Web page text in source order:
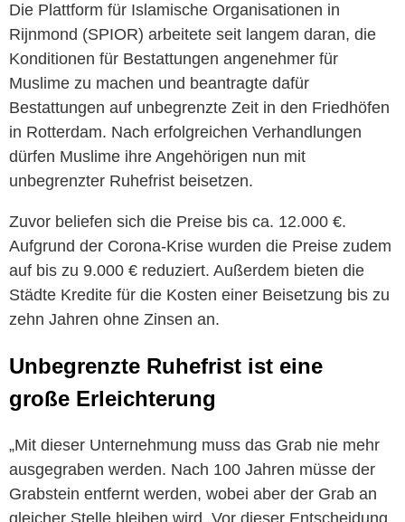
Die Plattform für Islamische Organisationen in
Rijnmond (SPIOR) arbeitete seit langem daran, die
Konditionen für Bestattungen angenehmer für
Muslime zu machen und beantragte dafür
Bestattungen auf unbegrenzte Zeit in den Friedhöfen
in Rotterdam. Nach erfolgreichen Verhandlungen
dürfen Muslime ihre Angehörigen nun mit
unbegrenzter Ruhefrist beisetzen.
Zuvor beliefen sich die Preise bis ca. 12.000 €.
Aufgrund der Corona-Krise wurden die Preise zudem
auf bis zu 9.000 € reduziert. Außerdem bieten die
Städte Kredite für die Kosten einer Beisetzung bis zu
zehn Jahren ohne Zinsen an.
Unbegrenzte Ruhefrist ist eine
große Erleichterung
„Mit dieser Unternehmung muss das Grab nie mehr
ausgegraben werden. Nach 100 Jahren müsse der
Grabstein entfernt werden, wobei aber der Grab an
gleicher Stelle bleiben wird. Vor dieser Entscheidung